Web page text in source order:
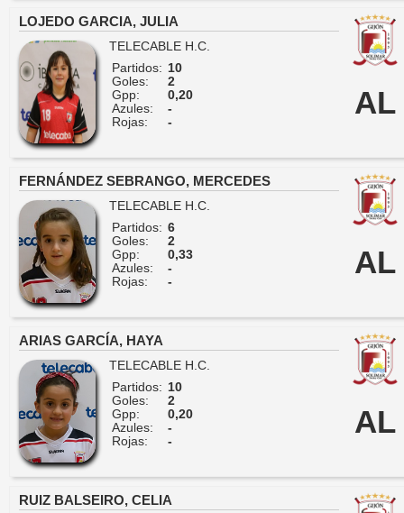
LOJEDO GARCIA, JULIA
TELECABLE H.C.
Partidos: 10
Goles:
2
Gpp:
0,20
Azules:
-
Rojas:
-
AL
FERNÁNDEZ SEBRANGO, MERCEDES
TELECABLE H.C.
Partidos: 6
Goles:
2
Gpp:
0,33
Azules:
-
Rojas:
-
AL
ARIAS GARCÍA, HAYA
TELECABLE H.C.
Partidos: 10
Goles:
2
Gpp:
0,20
Azules:
-
Rojas:
-
AL
RUIZ BALSEIRO, CELIA